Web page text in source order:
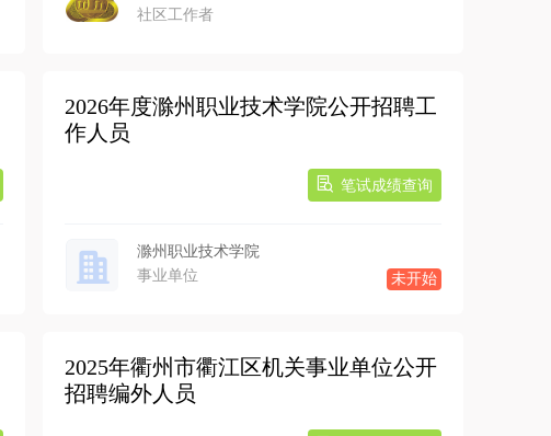
社区工作者
2026年度滁州职业技术学院公开招聘工
作人员
笔试成绩查询
滁州职业技术学院
未开始
事业单位
2025年衢州市衢江区机关事业单位公开
招聘编外人员